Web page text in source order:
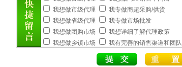
我想做市级代理
我专做商超采购/供货
我想做省级代理
我专做市场批发
我想做团购市场
我想详细了解代理政策
我想做乡镇市场
我有完善的销售渠道和团队